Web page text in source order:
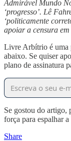
Admirável Mundo
‘progresso’. Lê
‘politicamente
apoiar a censura em
Livre Arbítrio é uma
abaixo. Se quiser
plano de assinatura
Se gostou do artigo,
força para espalhar a
Share